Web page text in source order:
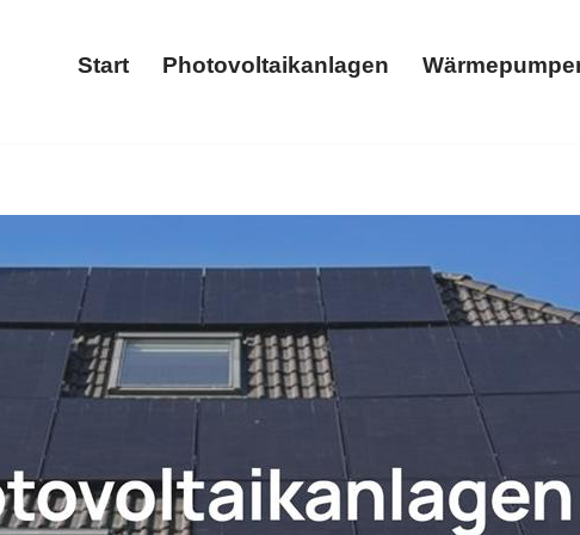
Start Photovoltaikanlagen
✓Stromspeicher oder ✓Wallbox Ihr Solarexperte.